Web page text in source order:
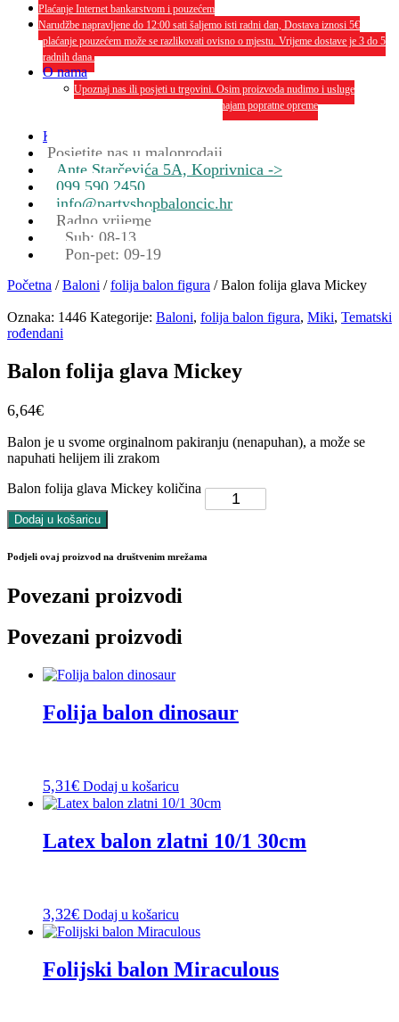
Plaćanje Internet bankarstvom i pouzećem
Narudžbe napravljene do 12:00 sati šaljemo isti radni dan, Dostava iznosi 5€
plaćanje pouzećem može se razlikovati ovisno o mjestu. Vrijeme dostave je 3 do 5
radnih dana.
O nama
Upoznaj nas ili posjeti u trgovini. Osim proizvoda nudimo i usluge
dekoriranja interijera i eksterija te najam popratne opreme
Kontakt
Posjetite nas u maloprodaji
Ante Starčevića 5A, Koprivnica ->
099 590 2450
info@partyshopbaloncic.hr
Radno vrijeme
Sub: 08-13
Pon-pet: 09-19
Početna /Baloni /folija balon figura / Balon folija glava Mickey
Oznaka: 1446 Kategorije: Baloni, folija balon figura, Miki, Tematski
rođendani
Balon folija glava Mickey
6,64€
Balon je u svome orginalnom pakiranju (nenapuhan), a može se
napuhati helijem ili zrakom
Balon folija glava Mickey količina
Dodaj u košaricu
Podjeli ovaj proizvod na društvenim mrežama
Povezani proizvodi
Povezani proizvodi
Folija balon dinosaur
5,31€ Dodaj u košaricu
Latex balon zlatni 10/1 30cm
3,32€ Dodaj u košaricu
Folijski balon Miraculous